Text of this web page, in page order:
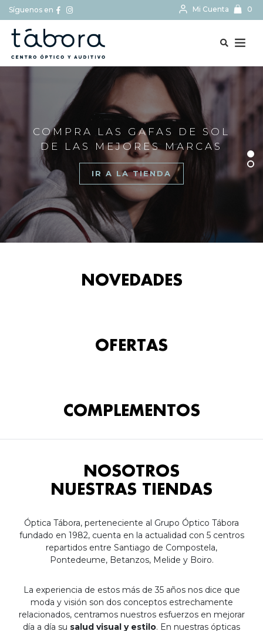
Síguenos en Mi Cuenta 0
COMPRA LAS GAFAS DE SOL
DE LAS MEJORES MARCAS
IR A LA TIENDA
NOVEDADES
OFERTAS
COMPLEMENTOS
NOSOTROS
NUESTRAS TIENDAS
Óptica Tábora, perteneciente al Grupo Óptico Tábora
fundado en 1982, cuenta en la actualidad con 5 centros
repartidos entre Santiago de Compostela,
Pontedeume, Betanzos, Melide y Boiro.
La experiencia de estos más de 35 años nos dice que
moda y visión son dos conceptos estrechamente
relacionados, centramos nuestros esfuerzos en mejorar
día a día su salud visual y estilo. En nuestras ópticas